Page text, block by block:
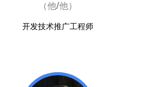
（他/他）
开发技术推广工程师